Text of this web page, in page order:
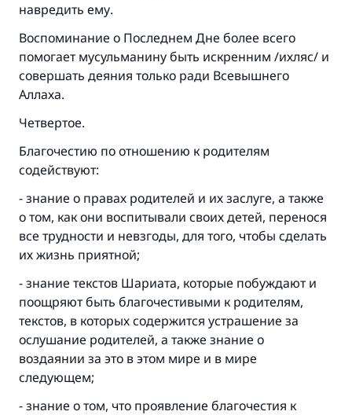
навредить ему.
Воспоминание о Последнем Дне более всего
помогает мусульманину быть искренним /ихляс/ и
совершать деяния только ради Всевышнего
Аллаха.
Четвертое.
Благочестию по отношению к родителям
содействуют:
- знание о правах родителей и их заслуге, а также
о том, как они воспитывали своих детей, перенося
все трудности и невзгоды, для того, чтобы сделать
их жизнь приятной;
- знание текстов Шариата, которые побуждают и
поощряют быть благочестивыми к родителям,
текстов, в которых содержится устрашение за
ослушание родителей, а также знание о
воздаянии за это в этом мире и в мире
следующем;
- знание о том, что проявление благочестия к